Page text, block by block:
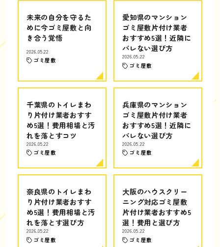
未来の自分を守るた
めに今ゴミ屋敷と向
き合う覚悟
2026.05.22
ゴミ屋敷
愛知県のマンション
ゴミ屋敷片付け業者
おすすめ5選！近隣に
バレない選び方
2026.05.22
ゴミ屋敷
千葉県のトイレまわ
り片付け業者おすす
め5選！費用相場と汚
れを落とすコツ
2026.05.22
ゴミ屋敷
兵庫県のマンション
ゴミ屋敷片付け業者
おすすめ5選！近隣に
バレない選び方
2026.05.22
ゴミ屋敷
奈良県のトイレまわ
り片付け業者おすす
め5選！費用相場と汚
れを落とす選び方
2026.05.22
ゴミ屋敷
大阪のハウスクリー
ニング対応ゴミ屋敷
片付け業者おすすめ5
選！費用と選び方
2026.05.22
ゴミ屋敷